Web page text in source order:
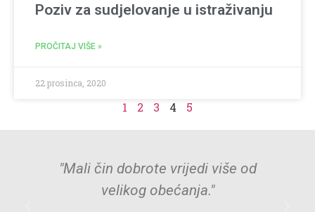
Poziv za sudjelovanje u istraživanju
PROČITAJ VIŠE »
22 prosinca, 2020
1 2 3 4 5
"Mali čin dobrote vrijedi više od
velikog obećanja."